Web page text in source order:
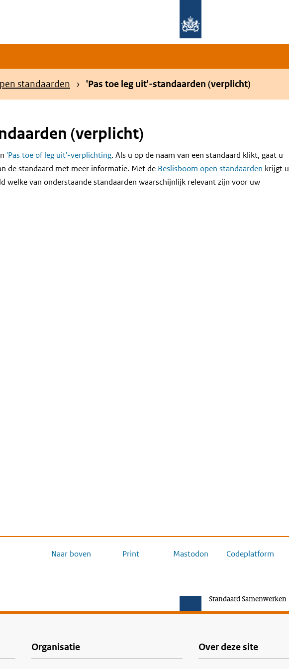
standaarden 'Pas toe leg uit'-standaarden (verplicht)
(verplicht)
'Pas toe of leg uit'-verplichting. Als u op de naam van een standaard klikt, gaat u
de standaard met meer informatie. Met de Beslisboom open standaarden krijgt u
welke van onderstaande standaarden waarschijnlijk relevant zijn voor uw
Naar boven Print Mastodon Codeplatform
Standaard Samenwerken
Organisatie Over deze site